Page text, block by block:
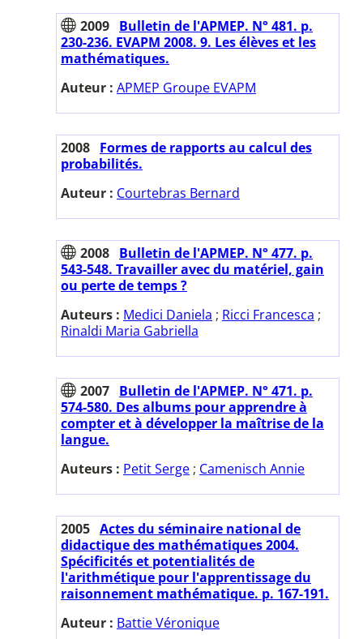
2009 Bulletin de l'APMEP. N° 481. p.
230-236. EVAPM 2008. 9. Les élèves et les
mathématiques.
Auteur : APMEP Groupe EVAPM
2008 Formes de rapports au calcul des
probabilités.
Auteur : Courtebras Bernard
2008 Bulletin de l'APMEP. N° 477. p.
543-548. Travailler avec du matériel, gain
ou perte de temps ?
Auteurs : Medici Daniela ; Ricci Francesca ;
Rinaldi Maria Gabriella
2007 Bulletin de l'APMEP. N° 471. p.
574-580. Des albums pour apprendre à
compter et à développer la maîtrise de la
langue.
Auteurs : Petit Serge ; Camenisch Annie
2005 Actes du séminaire national de
didactique des mathématiques 2004.
Spécificités et potentialités de
l'arithmétique pour l'apprentissage du
raisonnement mathématique. p. 167-191.
Auteur : Battie Véronique